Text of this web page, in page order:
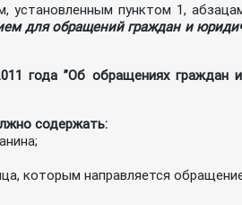
установленным пунктом 1,
для обращений граждан и
года ”Об обращениях граждан
содержать:
которым направляется